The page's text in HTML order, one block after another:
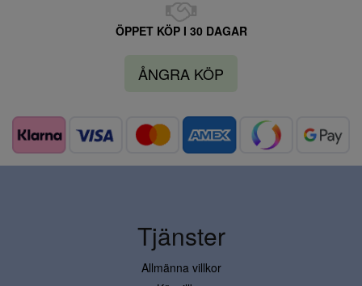
ÖPPET KÖP I 30 DAGAR
ÅNGRA KÖP
Tjänster
Allmänna villkor